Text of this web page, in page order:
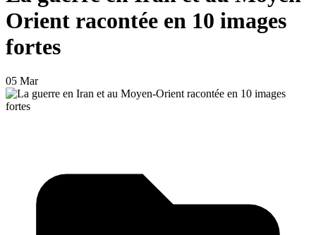
Orient racontée en 10 images
fortes
05 Mar